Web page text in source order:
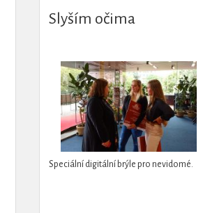
Slyším očima
Speciální digitální brýle pro nevidomé.